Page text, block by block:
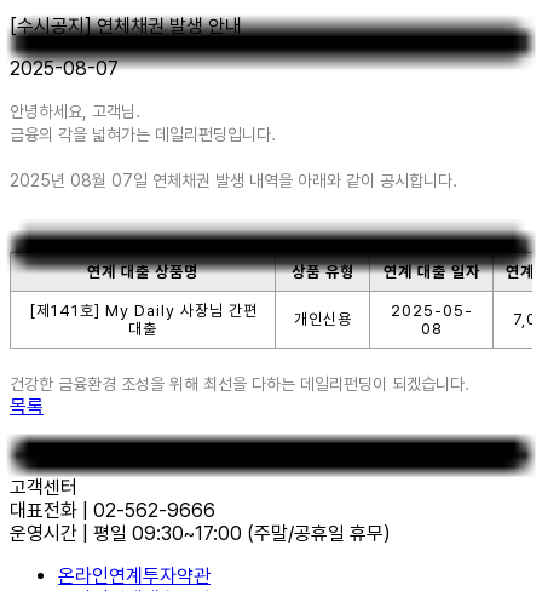
[수시공지] 연체채권 발생 안내
2025-08-07
안녕하세요, 고객님.
금융의 각을 넓혀가는 데일리펀딩입니다.
2025년 08월 07일 연체채권 발생 내역을 아래와 같이 공시합니다.
연계 대출 상품명 상품 유형 연계 대출 일자 연계
[제141호] My Daily 사장님 간편
대출
개인신용
2025-05-
08
건강한 금융환경 조성을 위해 최선을 다하는 데일리펀딩이 되겠습니다.
목록
고객센터
대표전화
02-562-9666
운영시간
평일 09:30~17:00 (주말/공휴일 휴무)
온라인연계투자약관